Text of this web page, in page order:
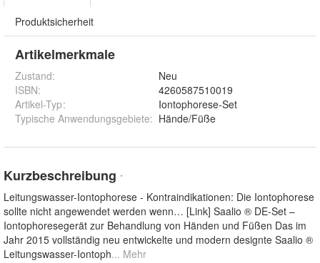
Produktsicherheit
Artikelmerkmale
Zustand:
Neu
ISBN:
4260587510019
Artikel-Typ:
Iontophorese-Set
Typische Anwendungsgebiete: Hände/Füße
Kurzbeschreibung *
Leitungswasser-Iontophorese - Kontraindikationen: Die Iontophorese
sollte nicht angewendet werden wenn… [Link] Saalio ® DE-Set –
Iontophoresegerät zur Behandlung von Händen und Füßen Das im
Jahr 2015 vollständig neu entwickelte und modern designte Saalio ®
Leitungswasser-Iontoph... Mehr